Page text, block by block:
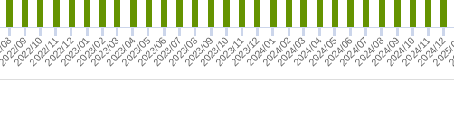
09
2022/102022/112022/122023/012023/02
2023/032023/042023/052023/062023/072023/082023/092023/102023/112023/122024/012024/022024/032024/042024/052024/062024/072024/082024/092024/102024/112024/12